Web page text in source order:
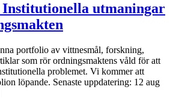
utmaningar
portfolio av vittnesmål, forskning,
som rör ordningsmaktens våld för att
problemet. Vi kommer att
löpande. Senaste uppdatering: 12 aug